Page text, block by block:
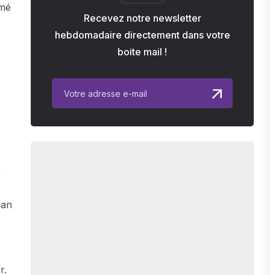
Recevez notre newsletter
hebdomadaire directement dans votre
boite mail !